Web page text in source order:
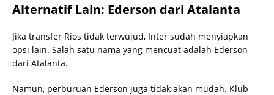
Alternatif Lain: Ederson dari Atalanta
Jika transfer Rios tidak terwujud, Inter sudah menyiapkan
opsi lain. Salah satu nama yang mencuat adalah Ederson
dari Atalanta.
Namun, perburuan Ederson juga tidak akan mudah. Klub